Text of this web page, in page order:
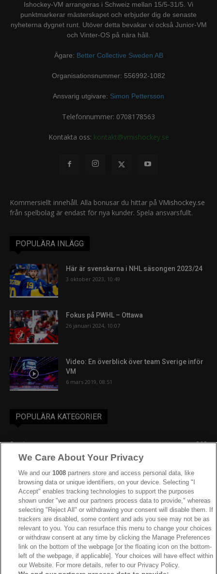
Ishockey-VM arrangeras i Schweiz mellan 15/5-31/5. Vi
punktmarkerar mästerskapet och erbjuder dig de senaste
nyheterna dygnet runt. Utöver detta bevakar vi också Junior-VM
och Vinter-OS på nära håll.
Ägare: Better Collective Sweden AB
Organisationsnummer: 556992-1082
Ansvarig utgivare: Simon Pettersson
Telefonnummer: 0708178563
Kontakta oss: kontakt@vmishockey.se
Kommersiellt innehåll. Alla bonusar du hittar på VMishockey.se
från spelbolag är endast för nya kunder. Spela ansvarsfullt.
POPULÄRA INLÄGG
Här är svenskarna i NHL säsongen 2023/24
3 oktober 2023, 10:49
Fokus på PWHL – Ottawa
26 januari 2024, 10:07
Video: En överblick över team Sverige inför
VM
6 mars 2019, 08:51
POPULÄRA KATEGORIER
Sverige
863
Ishockey-VM
IIHF
JVM
Kanada
205
Dam VM
187
Finland
181
Video
179
Ishockey-OS
175
We Care About Your Privacy
We and our1008 partners store and access personal data, like
browsing data or unique identifiers, on your device. Selecting "I
Accept" enables tracking technologies to support the purposes
shown under "we and our partners process data to provide," whereas
selecting "Reject All" or withdrawing your consent will disable them. If
trackers are disabled, some content and ads you see may not be as
relevant to you. You can resurface this menu to change your choices
or withdraw consent at any time by clicking the Manage Preferences
link on the bottom of the webpage [or the floating icon on the bottom-
left of the webpage, if applicable]. Your choices will have effect within
our Website. For more details, refer to our Privacy Policy.